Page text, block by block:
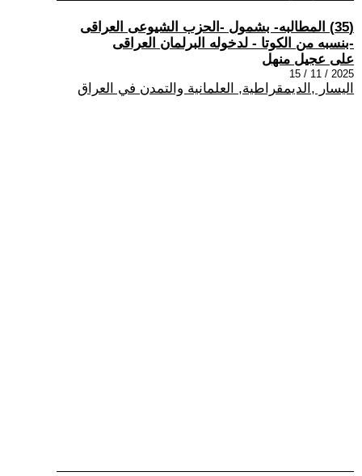
(35) المطالبه- بشمول -الحزب الشيوعى العراقى
-بنسبه من الكوتا - لدخوله البرلمان العراقى
على عجيل منهل
2025 / 11 / 15
اليسار ,الديمقراطية, العلمانية والتمدن في العراق